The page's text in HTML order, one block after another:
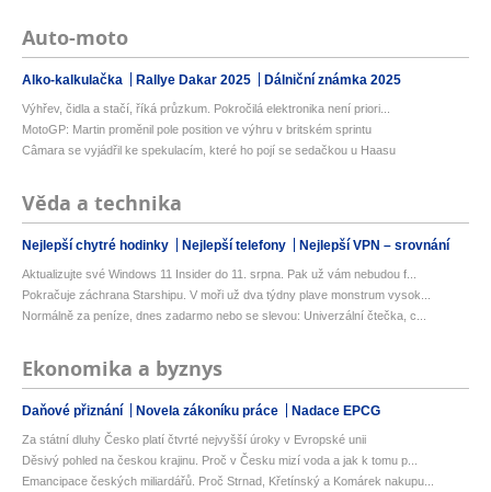
Auto-moto
Alko-kalkulačka Rallye Dakar 2025 Dálniční známka 2025
Výhřev, čidla a stačí, říká průzkum. Pokročilá elektronika není priori...
MotoGP: Martin proměnil pole position ve výhru v britském sprintu
Câmara se vyjádřil ke spekulacím, které ho pojí se sedačkou u Haasu
Věda a technika
Nejlepší chytré hodinky Nejlepší telefony Nejlepší VPN – srovnání
Aktualizujte své Windows 11 Insider do 11. srpna. Pak už vám nebudou f...
Pokračuje záchrana Starshipu. V moři už dva týdny plave monstrum vysok...
Normálně za peníze, dnes zadarmo nebo se slevou: Univerzální čtečka, c...
Ekonomika a byznys
Daňové přiznání Novela zákoníku práce Nadace EPCG
Za státní dluhy Česko platí čtvrté nejvyšší úroky v Evropské unii
Děsivý pohled na českou krajinu. Proč v Česku mizí voda a jak k tomu p...
Emancipace českých miliardářů. Proč Strnad, Křetínský a Komárek nakupu...